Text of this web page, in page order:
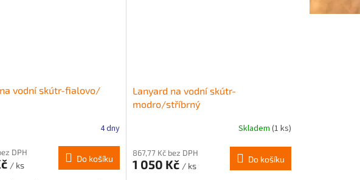
vodní skútr-fialovo/
4 dny
DPH
/ ks
Do košíku
Lanyard na vodní skútr-
modro/stříbrný
Skladem (1 ks)
867,77 Kč bez DPH
1 050 Kč / ks
Do košíku